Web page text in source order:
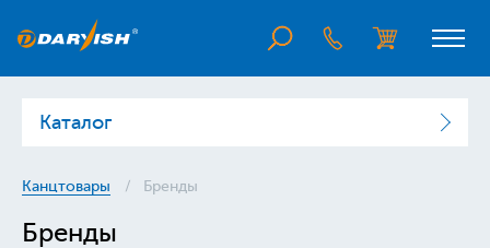
Каталог
Канцтовары Бренды
Бренды